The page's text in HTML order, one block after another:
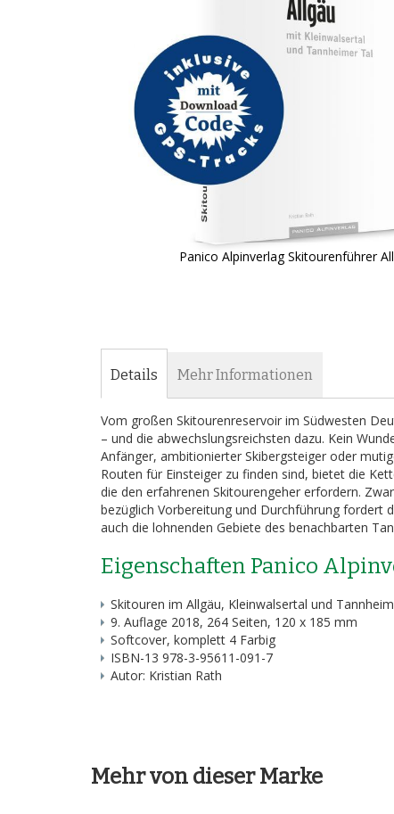
Panico Alpinverlag Skitourenführer
springen
Details
Vom großen Skitourenreservoir im Südwesten
– und die abwechslungsreichsten dazu. Kein
Anfänger, ambitionierter Skibergsteiger oder
Routen für Einsteiger zu finden sind, bietet die
die den erfahrenen Skitourengeher erfordern.
bezüglich Vorbereitung und Durchführung fordert
auch die lohnenden Gebiete des benachbarten
Eigenschaften Panico
Skitouren im Allgäu, Kleinwalsertal und
9. Auflage 2018, 264 Seiten, 120 x 185 mm
Softcover, komplett 4 Farbig
ISBN-13 978-3-95611-091-7
Autor: Kristian Rath
Mehr Informationen
Mehr von dieser Marke